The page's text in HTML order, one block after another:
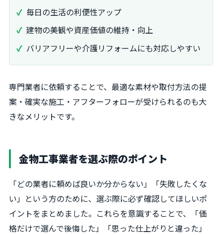
毎日の生活の利便性アップ
建物の美観や資産価値の維持・向上
バリアフリーや介護リフォームにも対応しやすい
専門業者に依頼することで、最適な素材や取付方法の提
案・確実な施工・アフターフォローが受けられるのも大
きなメリットです。
金物工事業者を選ぶ際のポイント
「どの業者に頼めば良いか分からない」「失敗したくな
い」という方のために、選ぶ際に必ず確認してほしいポ
イントをまとめました。これらを意識することで、「価
格だけで選んで後悔した」「思った仕上がりと違った」